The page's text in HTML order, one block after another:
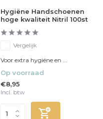
Hygiëne Handschoenen
hoge kwaliteit Nitril 100st
Vergelijk
Voor extra hygiëne en ...
Op voorraad
€8,95
Incl. btw